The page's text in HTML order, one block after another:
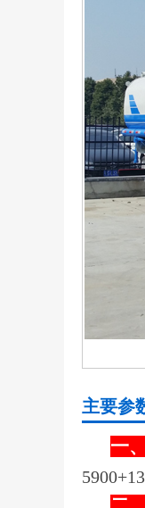
主要参
一